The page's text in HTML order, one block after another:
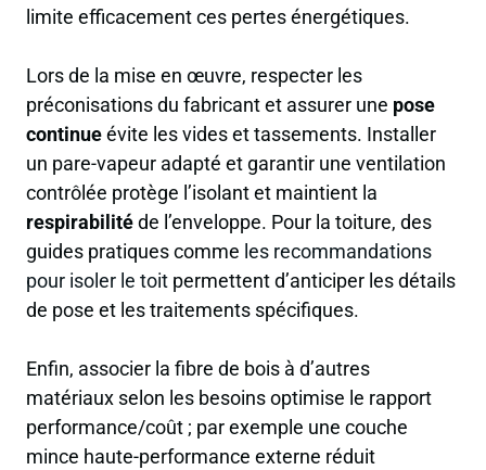
limite efficacement ces pertes énergétiques.
Lors de la mise en œuvre, respecter les
préconisations du fabricant et assurer une pose
continueévite les vides et tassements. Installer
un pare-vapeur adapté et garantir une ventilation
contrôlée protège l’isolant et maintient la
respirabilitéde l’enveloppe. Pour la toiture, des
guides pratiques comme les recommandations
pour isoler le toit permettent d’anticiper les détails
de pose et les traitements spécifiques.
Enfin, associer la fibre de bois à d’autres
matériaux selon les besoins optimise le rapport
performance/coût ; par exemple une couche
mince haute-performance externe réduit